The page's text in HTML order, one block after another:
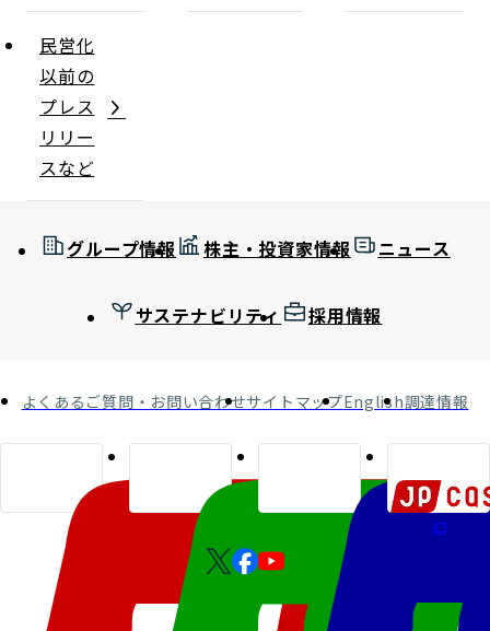
民営化
以前の
プレス
リリー
スなど
グループ情報 株主・投資家情報 ニュース
サステナビリティ 採用情報
よくあるご質問・お問い合わせサイトマップEnglish調達情報